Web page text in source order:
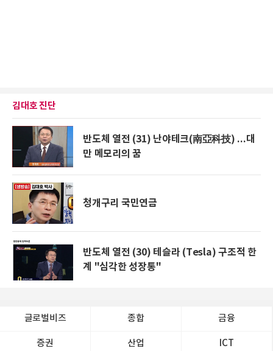
김대호 진단
반도체 열전 (31) 난야테크(南亞科技) ...대
만 메모리의 꿈
청개구리 국민연금
반도체 열전 (30) 테슬라 (Tesla) 구조적 한
계 "심각한 성장통"
글로벌비즈 종합 금융
증권 산업 ICT